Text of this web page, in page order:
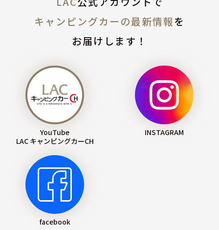
キャンピングカーの最新情報を
お届けします！
YouTube
LAC キャンピングカーCH
INSTAGRAM
facebook